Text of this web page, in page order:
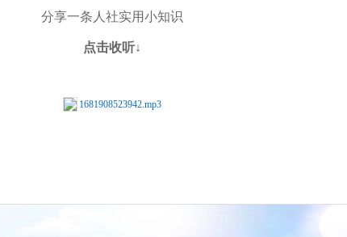
分享一条人社实用小知识
点击收听↓
1681908523942.mp3